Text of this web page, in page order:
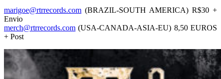
marigoe@rtrrecords.com (BRAZIL-SOUTH AMERICA) R$30 +
Envio
merch@rtrrecords.com (USA-CANADA-ASIA-EU) 8,50 EUROS
+ Post